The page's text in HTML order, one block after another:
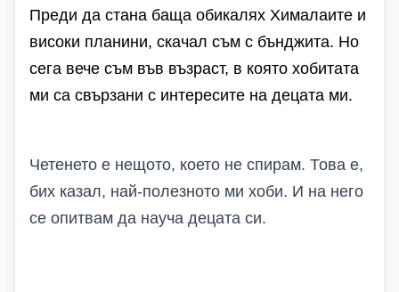
Преди да стана баща обикалях Хималаите и
високи планини, скачал съм с бънджита. Но
сега вече съм във възраст, в която хобитата
ми са свързани с интересите на децата ми.
Четенето е нещото, което не спирам. Това е,
бих казал, най-полезното ми хоби. И на него
се опитвам да науча децата си.